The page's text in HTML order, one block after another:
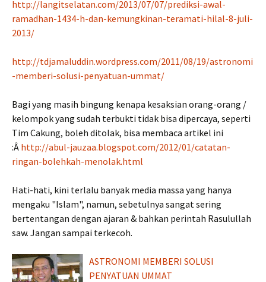
http://langitselatan.com/2013/07/07/prediksi-awal-
ramadhan-1434-h-dan-kemungkinan-teramati-hilal-8-juli-
2013/
http://tdjamaluddin.wordpress.com/2011/08/19/astronomi
-memberi-solusi-penyatuan-ummat/
Bagi yang masih bingung kenapa kesaksian orang-orang /
kelompok yang sudah terbukti tidak bisa dipercaya, seperti
Tim Cakung, boleh ditolak, bisa membaca artikel ini
:Â http://abul-jauzaa.blogspot.com/2012/01/catatan-
ringan-bolehkah-menolak.html
Hati-hati, kini terlalu banyak media massa yang hanya
mengaku "Islam", namun, sebetulnya sangat sering
bertentangan dengan ajaran & bahkan perintah Rasulullah
saw. Jangan sampai terkecoh.
ASTRONOMI MEMBERI SOLUSI
PENYATUAN UMMAT